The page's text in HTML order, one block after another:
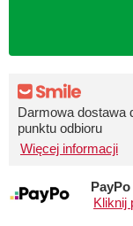
Darmowa dostawa
punktu odbioru
Więcej informacji
Kliknij